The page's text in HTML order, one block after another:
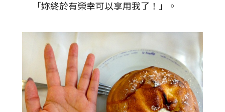
「妳終於有榮幸可以享用我了！」。